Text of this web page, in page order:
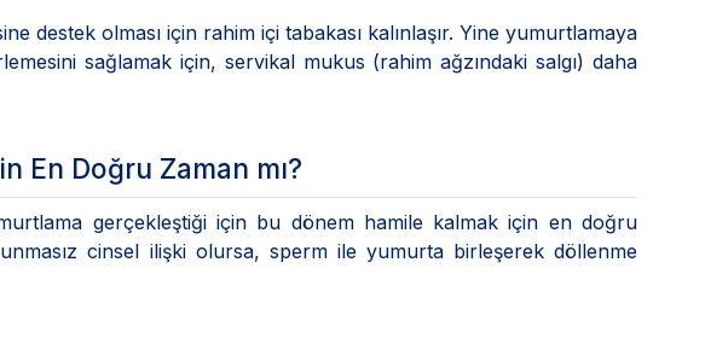
destek olması için rahim içi tabakası kalınlaşır. Yine yumurtlamaya
sağlamak için, servikal mukus (rahim ağzındaki salgı) daha
En Doğru Zaman mı?
gerçekleştiği için bu dönem hamile kalmak için en doğru
cinsel ilişki olursa, sperm ile yumurta birleşerek döllenme